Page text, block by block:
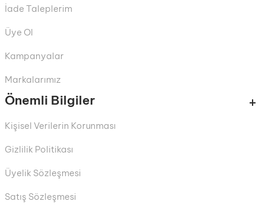
İade Taleplerim
Üye Ol
Kampanyalar
Markalarımız
Önemli Bilgiler
Kişisel Verilerin Korunması
Gizlilik Politikası
Üyelik Sözleşmesi
Satış Sözleşmesi